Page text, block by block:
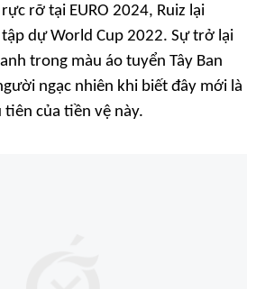
rỡ tại EURO 2024, Ruiz lại
dự World Cup 2022. Sự trở lại
trong màu áo tuyển Tây Ban
ngạc nhiên khi biết đây mới là
tiên của tiền vệ này.